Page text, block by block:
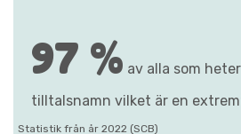
97 % av alla som
tilltalsnamn vilket är en
Statistik från år 2022 (SCB)